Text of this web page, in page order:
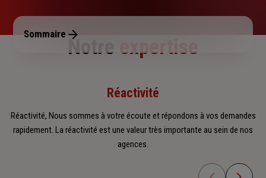
Dimanche : Fermé
Sommaire
Notre expertise
Réactivité
Réactivité, Nous sommes à votre écoute et répondons à vos demandes
rapidement. La réactivité est une valeur très importante au sein de nos
agences.